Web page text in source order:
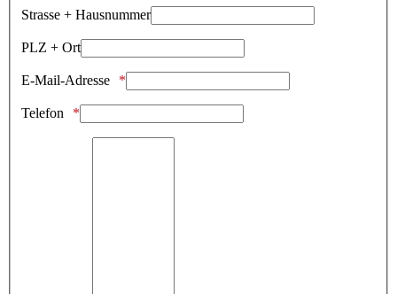
Strasse + Hausnummer
PLZ + Ort
E-Mail-Adresse
Telefon